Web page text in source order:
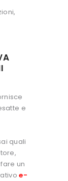
e
quali
un
e-